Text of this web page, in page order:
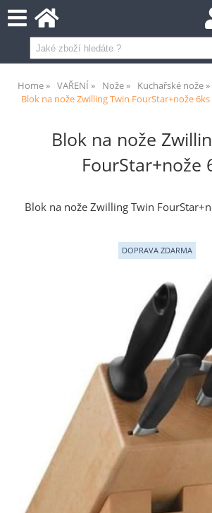
Home VAŘENÍ Nože
Kuchařské nože
Blok na nože Zwilling Twin FourStar+nože 6ks
Blok na nože
FourStar+nože
Blok na nože Zwilling Twin